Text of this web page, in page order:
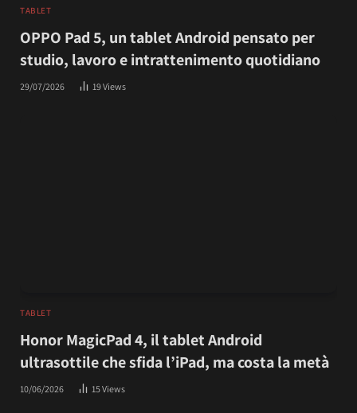
TABLET
OPPO Pad 5, un tablet Android pensato per
studio, lavoro e intrattenimento quotidiano
29/07/2026 19Views
TABLET
Honor MagicPad 4, il tablet Android
ultrasottile che sfida l’iPad, ma costa la metà
10/06/2026 15Views